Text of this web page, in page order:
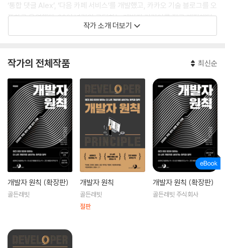
‘통합 댓글 Alex’, ‘다음 카페 서비스’를 개발했고, 카카오 기술 블로그를 오
픈하고 운영했다. 20여 년간의 코딩하는 개발자 커리어를 접고 레진엔터
테인먼트의 기술 총괄로 관리자에 입문해서 처참한 실패를 경험했다. 201
여 개의 온라인/오프라인 교육 서비스를 개발했다. 지금은 제주도의 시골
마을에서 수수한기술이라는 회사를 만들고 적정 기술을 통한 지속가능한
개발을 모색하고 있다.
전) 데이원컴퍼니(패스트캠퍼스) CTO, 카카오 포털부문/기술 스태프, K
TH 기술연구소/연구원, 한컴 씽크프리 웹오피스부문/개발실장.
작가 소개 더보기
작가의 전체작품 최신순
개발자 원칙 (확장판)
골든래빗
개발자 원칙
골든래빗
절판
개발자 원칙 (확장판)
골든래빗 주식회사